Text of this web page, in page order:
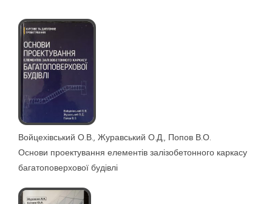
Войцехівський О.В., Журавський О.Д., Попов В.О.
Основи проектування елементів залізобетонного каркасу
багатоповерхової будівлі